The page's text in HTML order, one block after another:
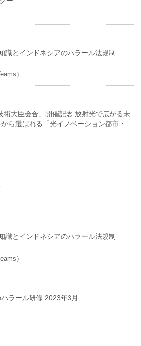
識とインドネシアのハラール法規制
）
術大臣会合」開催記念 放射光で広がる未
ら選ばれる「光イノベーション都市・
識とインドネシアのハラール法規制
）
ラール研修 2023年3月